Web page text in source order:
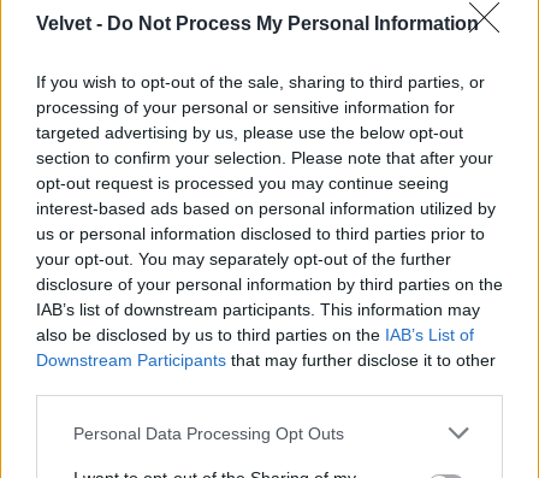
Velvet - Do Not Process My Personal Information
If you wish to opt-out of the sale, sharing to third parties, or
processing of your personal or sensitive information for
targeted advertising by us, please use the below opt-out
section to confirm your selection. Please note that after your
opt-out request is processed you may continue seeing
interest-based ads based on personal information utilized by
us or personal information disclosed to third parties prior to
your opt-out. You may separately opt-out of the further
disclosure of your personal information by third parties on the
IAB’s list of downstream participants. This information may
also be disclosed by us to third parties on the IAB’s List of
Downstream Participants that may further disclose it to other
Please note that this website/app uses one or more Google
Personal Data Processing Opt Outs
Fotó: Molnár Zoltán / Velvet #4
Jön még kép!